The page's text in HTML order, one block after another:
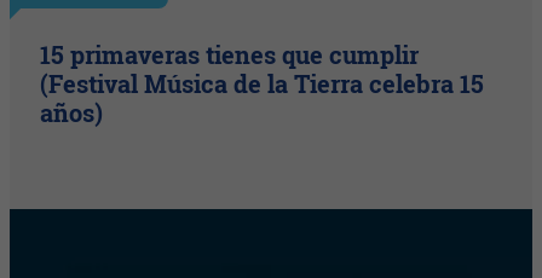
15 primaveras tienes que cumplir
(Festival Música de la Tierra celebra 15
años)